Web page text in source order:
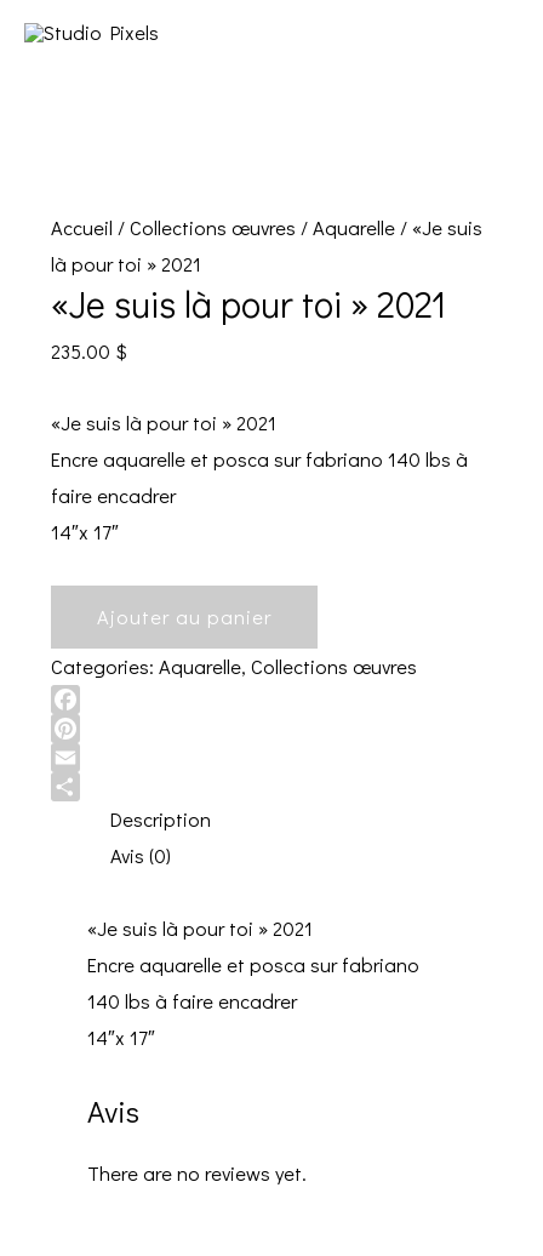
Accueil /Collections œuvres /Aquarelle/ «Je suis
là pour toi » 2021
«Je suis là pour toi » 2021
235.00 $
«Je suis là pour toi » 2021
Encre aquarelle et posca sur fabriano 140 lbs à
faire encadrer
14″x 17″
Ajouter au panier
Categories: Aquarelle, Collections œuvres
Facebook
Pinterest
Email
Description
Avis (0)
«Je suis là pour toi » 2021
Encre aquarelle et posca sur fabriano
140 lbs à faire encadrer
14″x 17″
Avis
There are no reviews yet.